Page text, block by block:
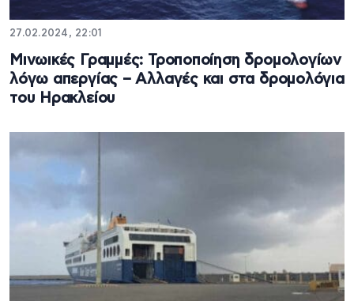
27.02.2024, 22:01
Μινωικές Γραμμές: Τροποποίηση δρομολογίων
λόγω απεργίας – Αλλαγές και στα δρομολόγια
του Ηρακλείου